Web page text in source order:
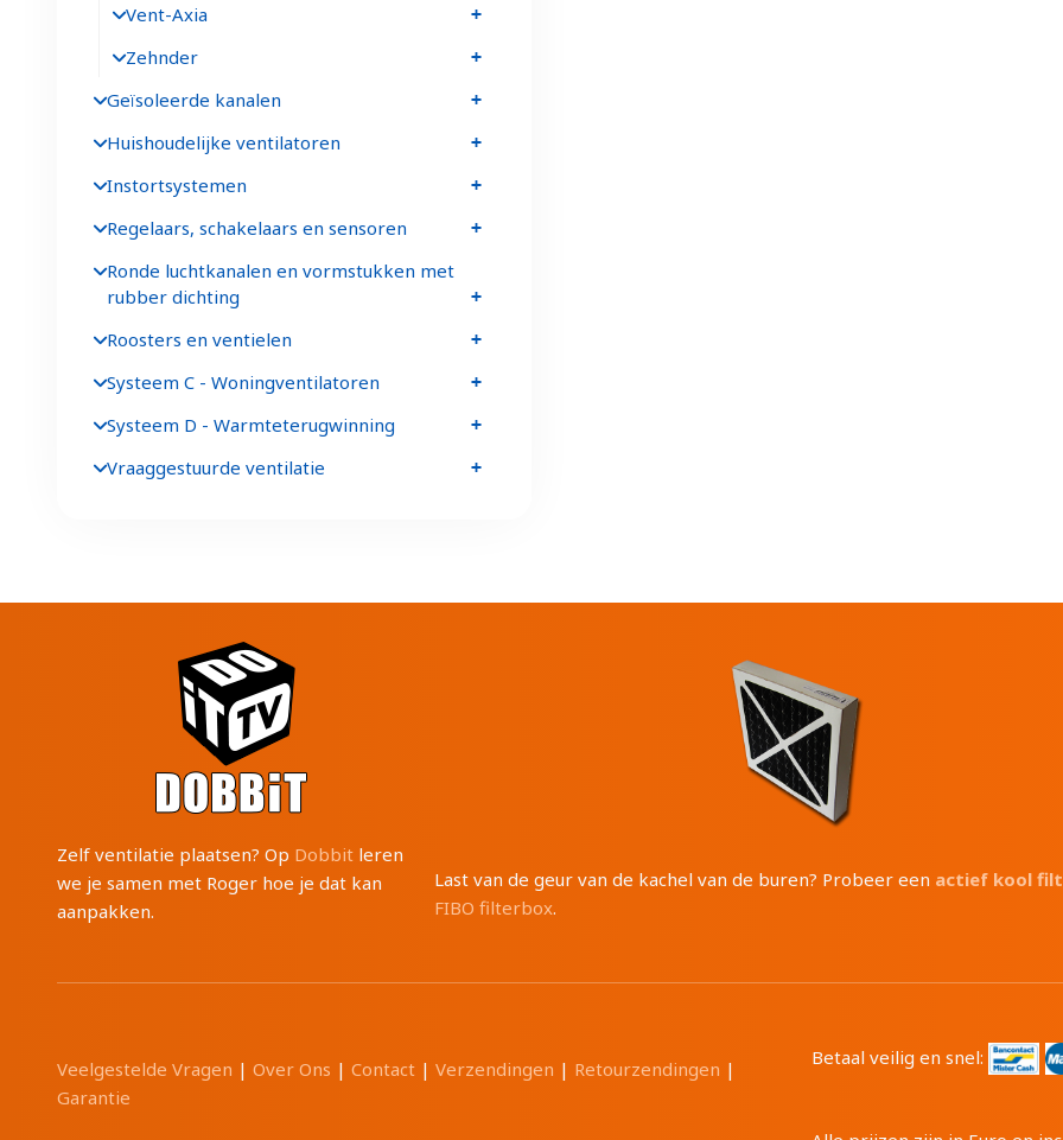
Vent-Axia
Zehnder
Geïsoleerde kanalen
Huishoudelijke ventilatoren
Instortsystemen
Regelaars, schakelaars en sensoren
Ronde luchtkanalen en vormstukken met
rubber dichting
Roosters en ventielen
Systeem C - Woningventilatoren
Systeem D - Warmteterugwinning
Vraaggestuurde ventilatie
Zelf ventilatie plaatsen? Op Dobbit leren
we je samen met Roger hoe je dat kan
aanpakken.
Last van de geur van de kachel van de buren? Probeer een actief kool
FIBO filterbox.
Veelgestelde Vragen | Over Ons | Contact | Verzendingen | Retourzendingen |
Garantie
Betaal veilig en snel: